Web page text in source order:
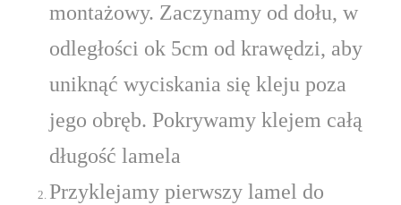
montażowy. Zaczynamy od dołu, w
odległości ok 5cm od krawędzi, aby
uniknąć wyciskania się kleju poza
jego obręb. Pokrywamy klejem całą
długość lamela
Przyklejamy pierwszy lamel do